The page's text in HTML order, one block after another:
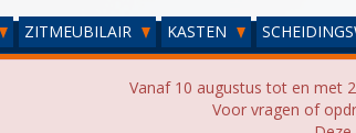
ZITMEUBILAIR KASTEN
Vanaf 10 augustus tot en met
Voor vragen of